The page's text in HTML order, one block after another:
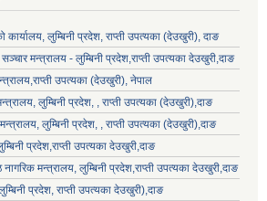
कार्यालय, लुम्बिनी प्रदेश, राप्ती उपत्यका (देउखुरी), दाङ
मन्त्रालय - लुम्बिनी प्रदेश,राप्ती उपत्यका देउखुरी,दाङ
उपत्यका (देउखुरी), नेपाल
लुम्बिनी प्रदेश, , राप्ती उपत्यका (देउखुरी),दाङ
लुम्बिनी प्रदेश, , राप्ती उपत्यका (देउखुरी),दाङ
प्रदेश,राप्ती उपत्यका देउखुरी,दाङ
नागरिक मन्त्रालय, लुम्बिनी प्रदेश,राप्ती उपत्यका देउखुरी,दाङ
प्रदेश, राप्ती उपत्यका देउखुरी),दाङ